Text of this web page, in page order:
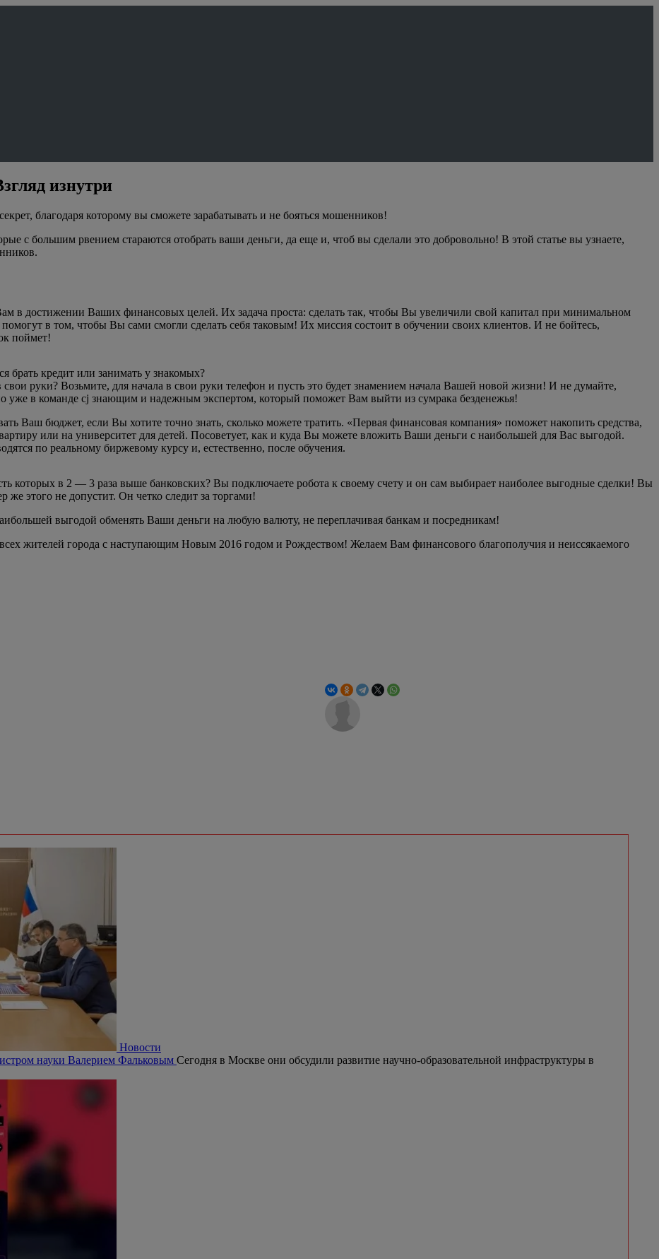
изнутри
благодаря которому вы сможете зарабатывать и не бояться мошенников!
с большим рвением стараются отобрать ваши деньги, да еще и, чтоб вы сделали это добровольно! В этой статье вы узнаете,
в достижении Ваших финансовых целей. Их задача проста: сделать так, чтобы Вы увеличили свой капитал при минимальном
в том, чтобы Вы сами смогли сделать себя таковым! Их миссия состоит в обучении своих клиентов. И не бойтесь,
поймет!
брать кредит или занимать у знакомых?
руки? Возьмите, для начала в свои руки телефон и пусть это будет знамением начала Вашей новой жизни! И не думайте,
уже в команде сj знающим и надежным экспертом, который поможет Вам выйти из сумрака безденежья!
Ваш бюджет, если Вы хотите точно знать, сколько можете тратить. «Первая финансовая компания» поможет накопить средства,
или на университет для детей. Посоветует, как и куда Вы можете вложить Ваши деньги с наибольшей для Вас выгодой.
по реальному биржевому курсу и, естественно, после обучения.
которых в 2 — 3 раза выше банковских? Вы подключаете робота к своему счету и он сам выбирает наиболее выгодные сделки! Вы
этого не допустит. Он четко следит за торгами!
выгодой обменять Ваши деньги на любую валюту, не переплачивая банкам и посредникам!
жителей города с наступающим Новым 2016 годом и Рождеством! Желаем Вам финансового благополучия и неиссякаемого
Новости
науки Валерием Фальковым Сегодня в Москве они обсудили развитие научно-образовательной инфраструктуры в